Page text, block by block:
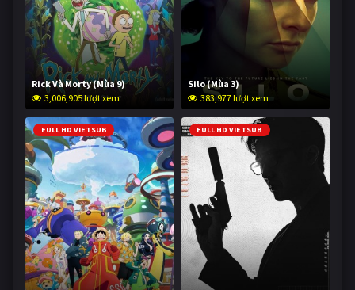
Rick Và Morty (Mùa 9)
3,006,905 lượt xem
Silo (Mùa 3)
383,977 lượt xem
FULL HD VIETSUB FULL HD VIETSUB